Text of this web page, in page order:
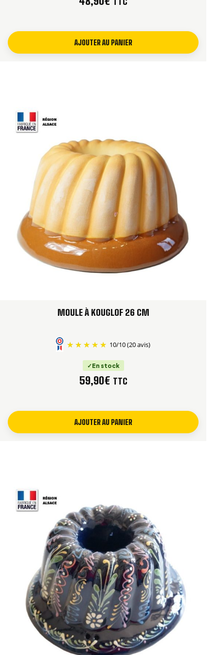
Réalisation d’un petit kouglof sucré aux raisins et
Pour préparer plusieurs kouglofs individuels, il suffit de
répartir une recette familiale entre plusieurs moules de
même diamètre, en veillant à ne pas les remplir
complètement avant la seconde levée.
LA FORME TRADITIONNELLE DU KOUGELHOPF
ALSACIEN
Le kouglof, également écritKougelhopf,Kugelhopfou
Gugelhupf, est une brioche à pâte levée reconnaissable
à sa couronne cannelée et à sa cheminée centrale. Dans
caractéristiques de la brioche. La partie centrale aide la
chaleur à atteindre le cœur de la pâte et contribue à une
cuisson plus régulière de ce petit format.
100 g de farine pour ce moule de 12 cm.
Beurrez soigneusement le moule
dans les cannelures et autour de la cheminée
Déposez une amande entière dans chaque
cannelure pour respecter la présentation
traditionnelle.
Préparez une quantité de pâte correspondant à
environ 100 g de farine.
Versez la pâte dans le moule sans le remplir jusqu’au
bord.
Laissez la pâte effectuer sa seconde levée dans un
endroit tempéré.
AJOUTER AU PANIER
MOULE À KOUGLOF 26 CM
10/10(20 avis)
En stock
59,90€ TTC
AJOUTER AU PANIER